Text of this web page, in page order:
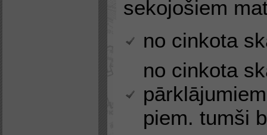
sekojošiem
no cinkota
no cinkota
piem. tumši